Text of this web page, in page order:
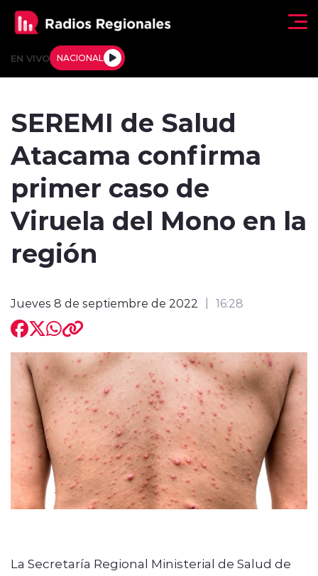
EN VIVO NACIONAL
Tendencias
Deportes
Internacional
Entrevistas
modo claro
SEREMI de Salud
Atacama confirma
primer caso de
Viruela del Mono en la
región
Jueves 8 de septiembre de 2022 16:28
La Secretaría Regional Ministerial de Salud de